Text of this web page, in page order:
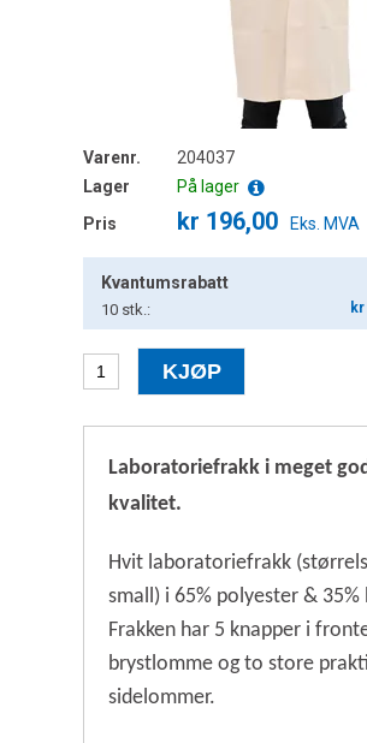
Varenr.
204037
Lager
På lager
Pris
kr 196,00 Eks. MVA
Kvantumsrabatt
10 stk.:
Laboratoriefrakk i meget
kvalitet.
Hvit laboratoriefrakk
small) i 65% polyester & 35%
Frakken har 5 knapper i
brystlomme og to store
sidelommer.